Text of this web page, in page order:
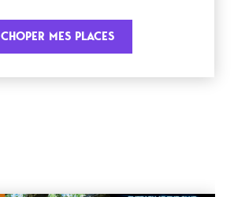
CHOPER MES PLACES